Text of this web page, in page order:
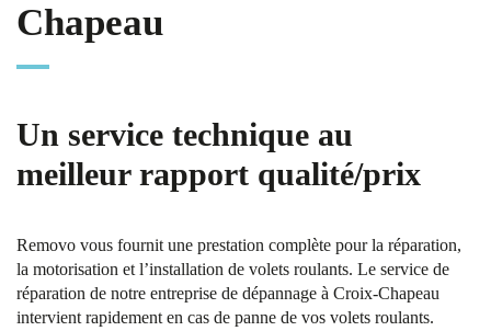
Chapeau
Un service technique au
meilleur rapport qualité/prix
Removo vous fournit une prestation complète pour la réparation,
la motorisation et l’installation de volets roulants. Le service de
réparation de notre entreprise de dépannage à Croix-Chapeau
intervient rapidement en cas de panne de vos volets roulants.